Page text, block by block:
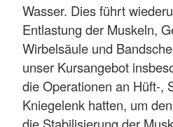
Wasser. Dies führt
Entlastung der Muskeln,
Wirbelsäule und
unser Kursangebot
die Operationen an Hüft-,
Kniegelenk hatten, um